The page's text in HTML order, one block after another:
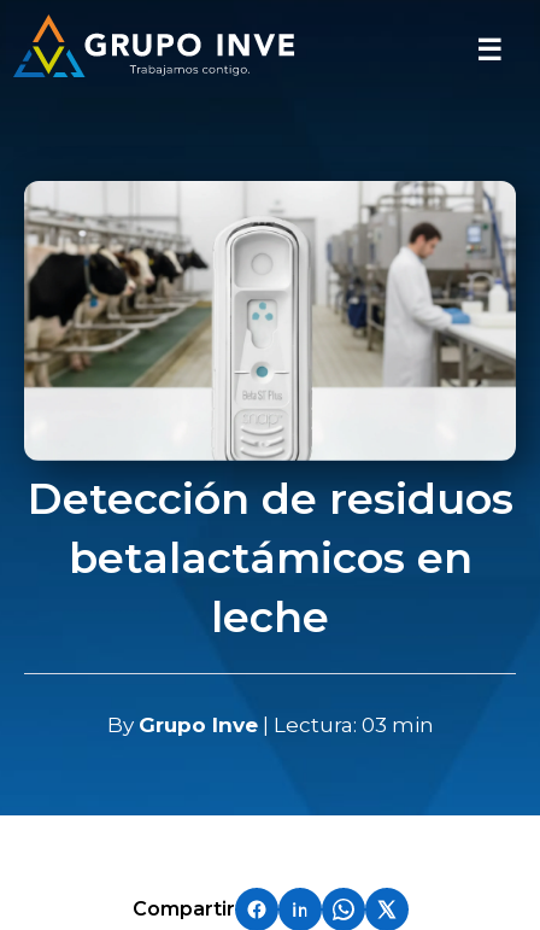
☰
Detección de residuos
betalactámicos en
leche
By Grupo Inve| Lectura: 03 min
Compartir